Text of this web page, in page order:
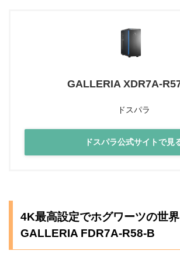
GALLERIA XDR7A-
ドスパラ
ドスパラ公式サイトで見
4K最高設定でホグワーツの世
GALLERIA FDR7A-R58-B